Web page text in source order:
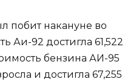
побит накануне во
Аи-92 достигла 61,522
бензина АИ-95
и достигла 67,255